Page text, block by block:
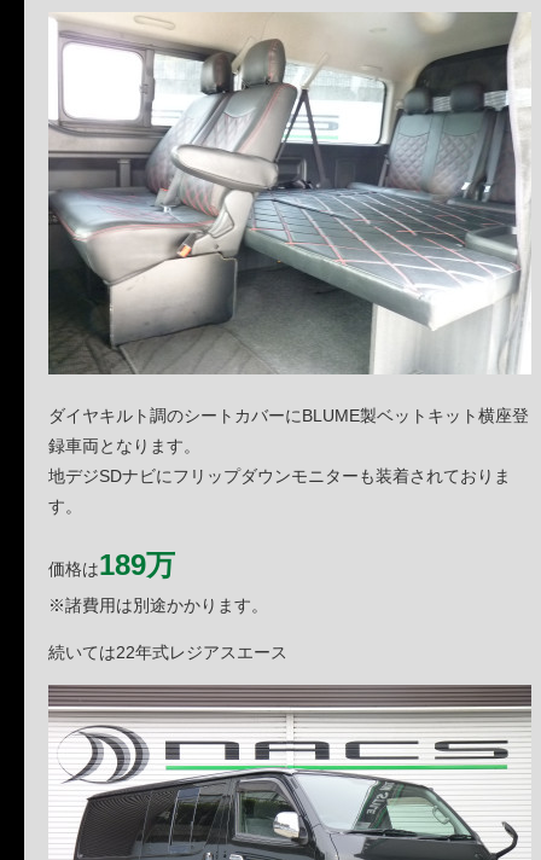
ダイヤキルト調のシートカバーにBLUME製ベットキット横座登
録車両となります。
地デジSDナビにフリップダウンモニターも装着されておりま
す。
価格は189万
※諸費用は別途かかります。
続いては22年式レジアスエース